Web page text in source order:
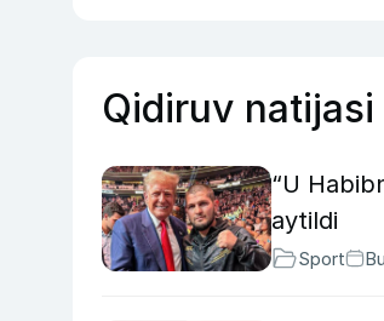
Qidiruv
“U
aytildi
Sport